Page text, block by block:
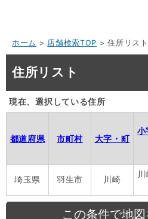
ホーム > 店舗検索TOP > 住所リスト
住所リスト
現在、選択している住所
都道府県 市町村 大字・町
小
埼玉県 羽生市 川崎